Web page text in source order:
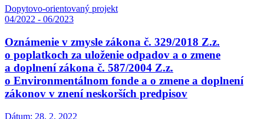
Dopytovo-orientovaný projekt
04/2022 - 06/2023
Oznámenie v zmysle zákona č. 329/2018 Z.z.
o poplatkoch za uloženie odpadov a o zmene
a doplnení zákona č. 587/2004 Z.z.
o Environmentálnom fonde a o zmene a doplnení
zákonov v znení neskorších predpisov
Dátum: 28. 2. 2022